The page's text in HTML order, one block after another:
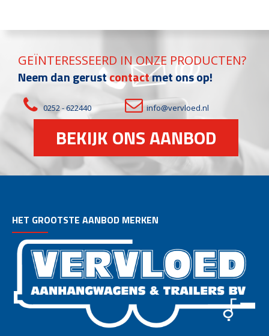
GEÏNTERESSEERD IN ONZE PRODUCTEN?
Neem dan gerustcontactmet ons op!
0252 - 622440 info@vervloed.nl
BEKIJK ONS AANBOD
HET GROOTSTE AANBOD MERKEN